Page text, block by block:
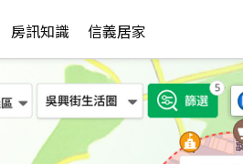
房訊知識 信義居家